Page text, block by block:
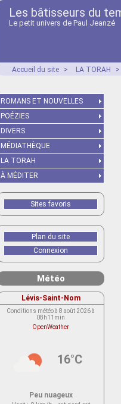
Les bâtisseurs du
Le petit univers de Paul Jeanzé
Accueil du site > LA TORAH >
ROMANS ET NOUVELLES
POÉZIES
DIVERS
MÉDIATHÈQUE
LA TORAH
À MÉDITER
Sites favoris
Plan du site
Connexion
Météo
Lévis-Saint-Nom
Conditions météo à 8 août 2026 à
08h11min
OpenWeather
16°C
Peu nuageux